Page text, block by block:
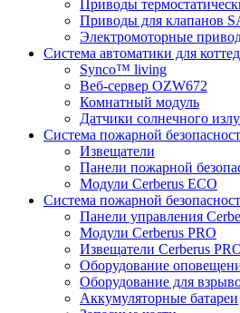
Приводы
Приводы для клапанов
Электромоторные
Система автоматики для
Synco™ living
Веб-сервер OZW672
Комнатный модуль
Датчики солнечного
Система пожарной
Извещатели
Панели пожарной
Модули Cerberus ECO
Система пожарной
Панели управления
Модули Cerberus PRO
Извещатели Cerberus
Оборудование
Оборудование для
Аккумуляторные батареи